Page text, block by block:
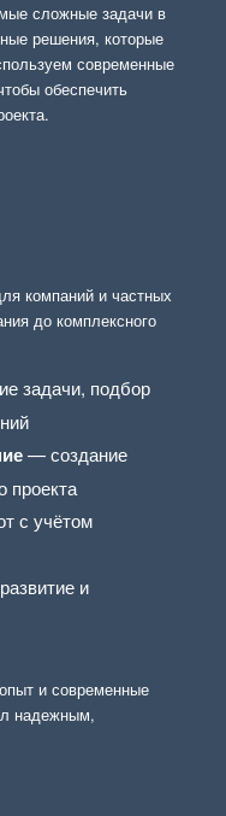
сложные задачи в
решения, которые
современные
обеспечить
компаний и частных
до комплексного
задачи, подбор
— создание
проекта
с учётом
и
и современные
надежным,